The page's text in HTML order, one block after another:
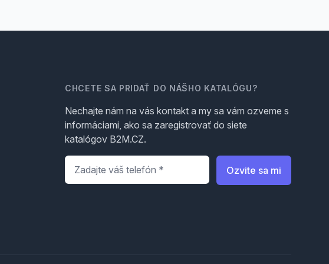
CHCETE SA PRIDAŤ DO NÁŠHO KATALÓGU?
Nechajte nám na vás kontakt a my sa vám ozveme s
informáciami, ako sa zaregistrovať do siete
katalógov B2M.CZ.
Telefón
Ozvite sa mi